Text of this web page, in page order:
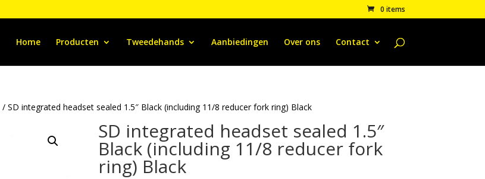
0 items
Home Producten Tweedehands Aanbiedingen Over ons Contact
/ SD integrated headset sealed 1.5″ Black (including 11/8 reducer fork ring) Black
SD integrated headset sealed 1.5″
Black (including 11/8 reducer fork
ring) Black